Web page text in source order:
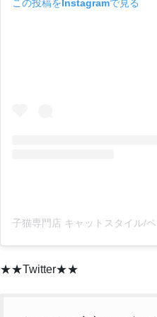
この投稿をInstagramで見る
★★Twitter★★